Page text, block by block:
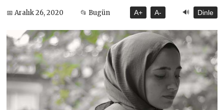
📅 Aralık 26, 2020 📂 Bugün A+ A- 🔊 Dinle